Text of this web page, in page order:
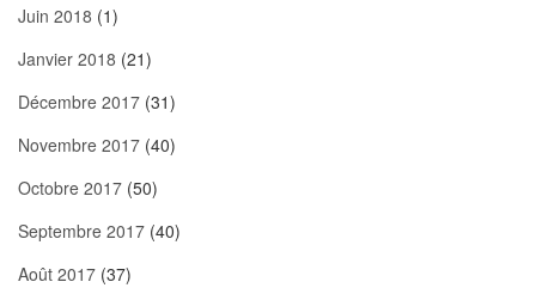
Juin 2018 (1)
Janvier 2018 (21)
Décembre 2017 (31)
Novembre 2017 (40)
Octobre 2017 (50)
Septembre 2017 (40)
Août 2017 (37)